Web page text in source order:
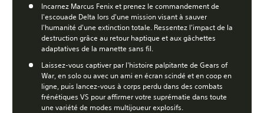
Incarnez Marcus Fenix et prenez le commandement de
l'escouade Delta lors d'une mission visant à sauver
l'humanité d'une extinction totale. Ressentez l'impact de la
destruction grâce au retour haptique et aux gâchettes
adaptatives de la manette sans fil.
Laissez-vous captiver par l'histoire palpitante de Gears of
War, en solo ou avec un ami en écran scindé et en coop en
ligne, puis lancez-vous à corps perdu dans des combats
frénétiques VS pour affirmer votre suprématie dans toute
une variété de modes multijoueur explosifs.